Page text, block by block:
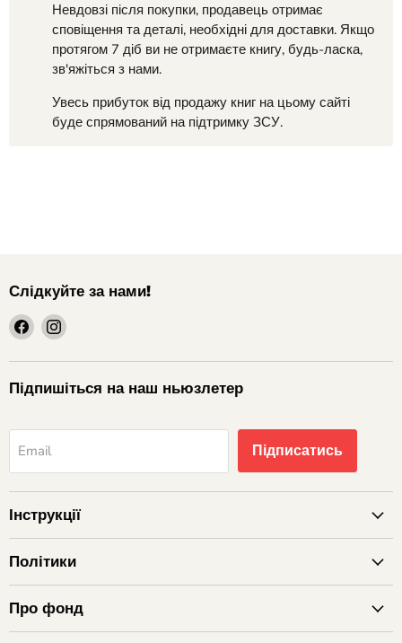
Невдовзі після покупки, продавець отримає
сповіщення та деталі, необхідні для доставки. Якщо
протягом 7 діб ви не отримаєте книгу, будь-ласка,
зв'яжіться з нами.
Увесь прибуток від продажу книг на цьому сайті
буде спрямований на підтримку ЗСУ.
Слідкуйте за нами!
шукайте
нас
на
Facebook
шукайте
на
Instagram
Підпишіться на наш ньюзлетер
Email Підписатись
Інструкції
Політики
Про фонд